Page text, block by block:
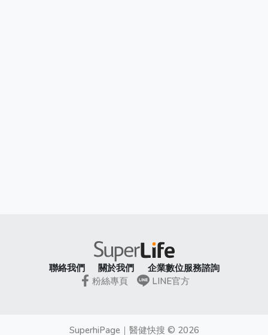
聯絡我們 關於我們
企業數位服務諮詢
粉絲專頁
LINE官方
SuperhiPage｜ 醫健快搜 © 2026